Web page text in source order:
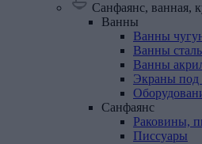
Санфаянс, ванная,
Ванны
Ванны
Ванны
Ванны
Экраны под
Санфаянс
Раковины,
Писсуары